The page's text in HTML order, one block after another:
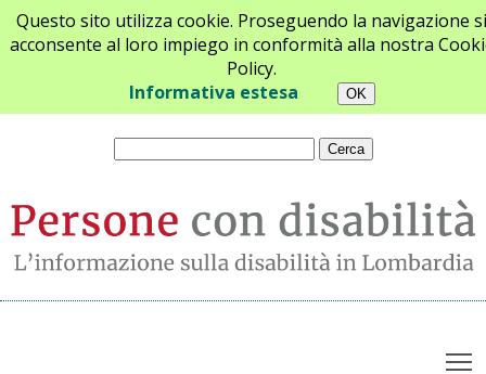
Questo sito utilizza cookie. Proseguendo la navigazione si
acconsente al loro impiego in conformità alla nostra
Policy.
Informativa estesa
Chi siamo Newsletter Contatti